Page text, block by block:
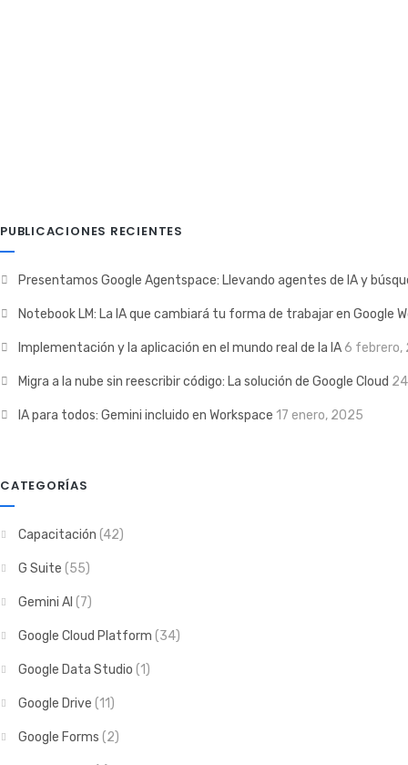
PUBLICACIONES RECIENTES
Presentamos Google Agentspace: Llevando agentes de IA y
Notebook LM: La IA que cambiará tu forma de trabajar en Google
Implementación y la aplicación en el mundo real de la IA 6 febrero,
Migra a la nube sin reescribir código: La solución de Google Cloud
IA para todos: Gemini incluido en Workspace 17 enero, 2025
CATEGORÍAS
Capacitación (42)
G Suite (55)
Gemini AI (7)
Google Cloud Platform (34)
Google Data Studio (1)
Google Drive (11)
Google Forms (2)